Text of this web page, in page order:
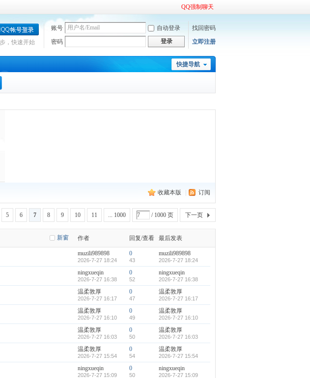
QQ强制聊天
账号 自动登录
找回密码
密码
登录 立即注册
，快速开始
快捷导航
收藏本版 订阅
5 6 7 8 9 10 11 ... 1000 / 1000 页 下一页
新窗 作者 回复/查看 最后发表
muzili989898
2026-7-27 18:24
0
43
muzili989898
2026-7-27 18:24
ningxueqin
2026-7-27 16:38
0
52
ningxueqin
2026-7-27 16:38
温柔敦厚
2026-7-27 16:17
0
47
温柔敦厚
2026-7-27 16:17
温柔敦厚
2026-7-27 16:10
0
49
温柔敦厚
2026-7-27 16:10
温柔敦厚
2026-7-27 16:03
0
50
温柔敦厚
2026-7-27 16:03
温柔敦厚
2026-7-27 15:54
0
54
温柔敦厚
2026-7-27 15:54
ningxueqin
2026-7-27 15:09
0
50
ningxueqin
2026-7-27 15:09